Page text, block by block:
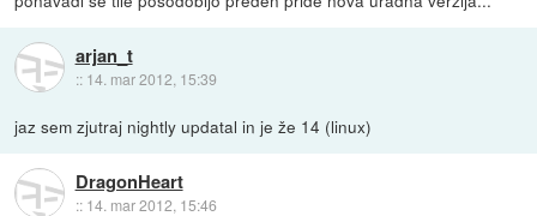
arjan_t
:: 14. mar 2012, 15:39
jaz sem zjutraj nightly updatal in je že 14 (linux)
DragonHeart
:: 14. mar 2012, 15:46